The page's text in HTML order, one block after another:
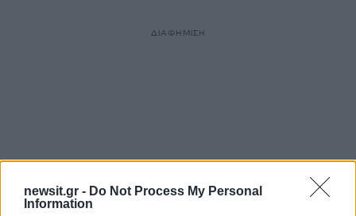
newsit.gr - Do Not Process My Personal
Information
ΔΙΑΦΗΜΙΣΗ